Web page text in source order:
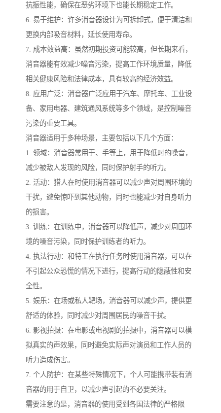
抗振性能，确保在恶劣环境下也能长期稳定工作。
6. 易于维护：许多消音器设计为可拆卸式，便于清洁和
更换内部吸音材料，延长使用寿命。
7. 成本效益高：虽然初期投资可能较高，但长期来看，
消音器能有效减少噪音污染，提高工作环境质量，降低
相关健康风险和法律成本，具有较高的经济效益。
8. 应用广泛：消音器广泛应用于汽车、摩托车、工业设
备、家用电器、建筑通风系统等多个领域，是控制噪音
污染的重要工具。
消音器适用于多种场景，主要包括以下几个方面：
1. 领域：消音器常用于、手等上，用于降低时的噪音，
减少被敌人发现的风险，同时保护射手的听力。
2. 活动：猎人在时使用消音器可以减少声对周围环境的
干扰，避免惊吓到其他动物，同时也能减少对自身听力
的损害。
3. 训练：在训练中，消音器可以降低声，减少对周围环
境的噪音污染，同时保护训练者的听力。
4. 执法行动：和特工在执行任务时使用消音器，可以在
不引起公众恐慌的情况下进行，提高行动的隐蔽性和安
全性。
5. 娱乐：在场或私人靶场，消音器可以减少声，提供更
舒适的体验，同时减少对周围居民的噪音干扰。
6. 影视拍摄：在电影或电视剧的拍摄中，消音器可以模
拟真实的声效果，同时避免实际声对演员和工作人员的
听力造成伤害。
7. 个人防护：在某些特殊情况下，个人可能携带装有消
音器的用于自卫，以减少声引起的不必要关注。
需要注意的是，消音器的使用受到各国法律的严格限